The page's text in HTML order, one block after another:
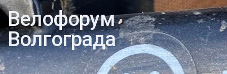
Велофорум
Волгограда